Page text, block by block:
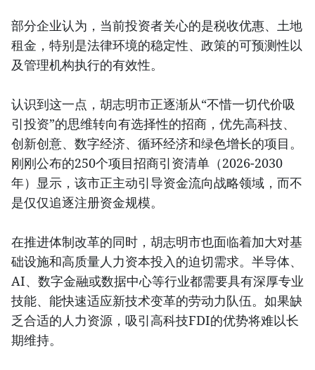
部分企业认为，当前投资者关心的是税收优惠、土地
租金，特别是法律环境的稳定性、政策的可预测性以
及管理机构执行的有效性。
认识到这一点，胡志明市正逐渐从“不惜一切代价吸
引投资”的思维转向有选择性的招商，优先高科技、
创新创意、数字经济、循环经济和绿色增长的项目。
刚刚公布的250个项目招商引资清单（2026-2030
年）显示，该市正主动引导资金流向战略领域，而不
是仅仅追逐注册资金规模。
在推进体制改革的同时，胡志明市也面临着加大对基
础设施和高质量人力资本投入的迫切需求。半导体、
AI、数字金融或数据中心等行业都需要具有深厚专业
技能、能快速适应新技术变革的劳动力队伍。如果缺
乏合适的人力资源，吸引高科技FDI的优势将难以长
期维持。